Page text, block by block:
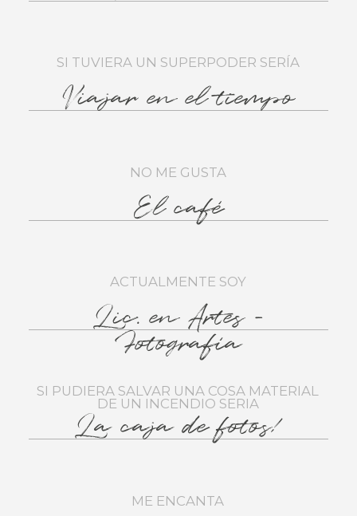
ACTUALMENTE SOY
Lic. en Artes -
Fotografía
SI PUDIERA SALVAR UNA COSA MATERIAL
DE UN INCENDIO SERIA
La caja de fotos!
SI TUVIERA UN SUPERPODER SERÍA
ME ENCANTA
Viajar en el tiempo
NO ME GUSTA
El café